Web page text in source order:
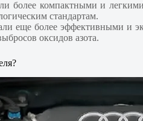
более компактными и
стандартам.
еще более эффективными и
оксидов азота.